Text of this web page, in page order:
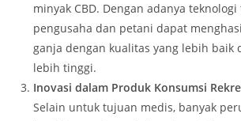
minyak CBD. Dengan adanya
pengusaha dan petani dapat
ganja dengan kualitas yang lebih baik
lebih tinggi.
Inovasi dalam Produk Konsumsi
Selain untuk tujuan medis, banyak